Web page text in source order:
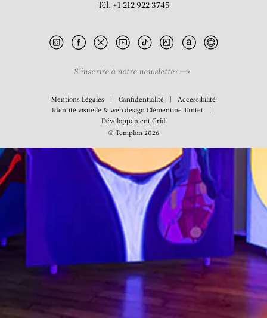
okk
Tél. +1 212 922 3745
S’inscrire à notre newsletter
Mentions Légales Confidentialité
Accessibilité
Identité visuelle & web design Clémentine Tantet
Développement Grid
© Templon 2026